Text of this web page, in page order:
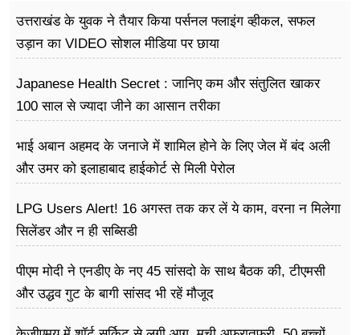
उत्तराखंड के युवक ने तैयार किया पर्सनल फ्लाइंग व्हीकल, सफल
उड़ान का VIDEO सोशल मीडिया पर छाया
Japanese Health Secret : जानिए कम और संतुलित खाकर
100 साल से ज्यादा जीने का आसान तरीका
भाई अबान अहमद के जनाजे में शामिल होने के लिए जेल में बंद अली
और उमर को इलाहाबाद हाईकोर्ट से मिली पेरोल
LPG Users Alert! 16 अगस्त तक कर लें ये काम, वरना न मिलेगा
सिलेंडर और न ही सब्सिडी
पीएम मोदी ने एनडीए के नए 45 सांसदो के साथ बैठक की, टीएमसी
और उद्धव गुट के बागी सांसद भी रहें मौजूद